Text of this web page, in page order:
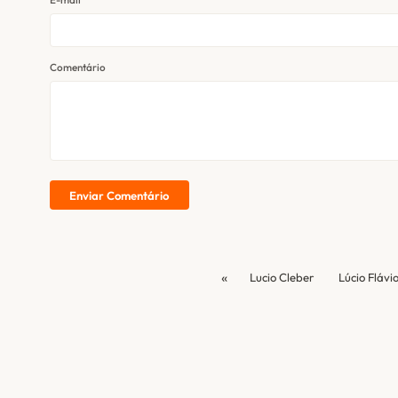
Comentário
Enviar Comentário
« Lucio Cleber Lúcio Flávio